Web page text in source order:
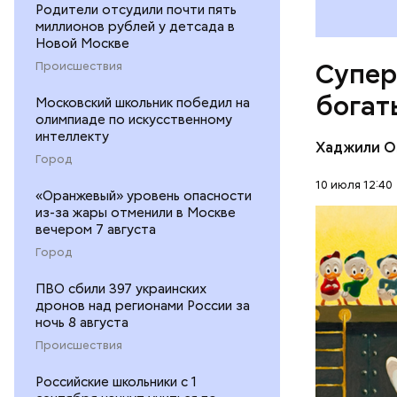
Родители отсудили почти пять
миллионов рублей у детсада в
Новой Москве
Происшествия
Московский школьник победил на
олимпиаде по искусственному
интеллекту
Город
«Оранжевый» уровень опасности
из-за жары отменили в Москве
вечером 7 августа
Город
ПВО сбили 397 украинских
дронов над регионами России за
ночь 8 августа
Происшествия
Российские школьники с 1
Хаджили
10 июля 12:40
Амансио
магазине
делала
ДЕНЬГИ